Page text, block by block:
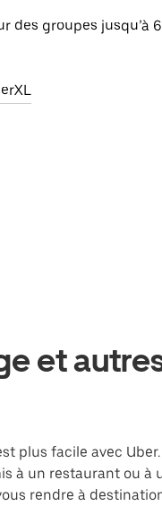
des groupes jusqu’à 6
et
plus facile avec
à un restaurant ou
rendre à